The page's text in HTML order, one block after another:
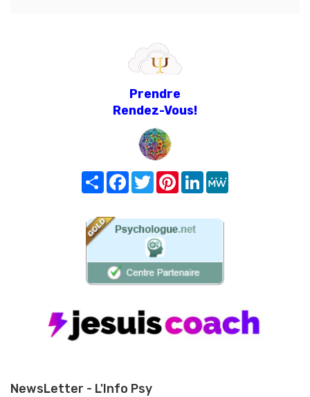
Prendre
Rendez-Vous!
Share FacebookTwitterPinterest
LinkedIn
NewsLetter - L'Info Psy